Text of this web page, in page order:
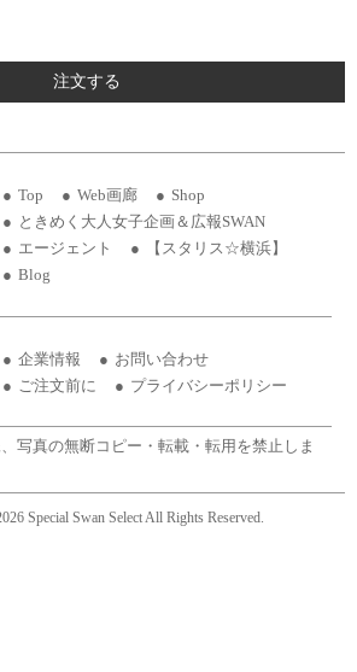
注文する
Top Web画廊
Shop
ときめく大人女子企画＆広報SWAN
エージェント
【スタリス☆横浜】
Blog
企業情報
お問い合わせ
ご注文前に
プライバシーポリシー
写真の無断コピー・転載・転用を禁止しま
Special Swan Select All Rights Reserved.